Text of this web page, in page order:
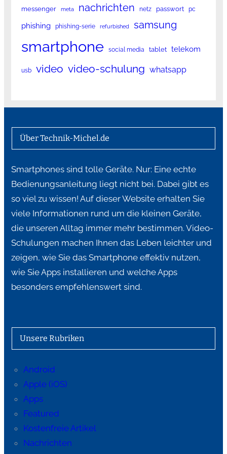
messenger meta nachrichten netz passwort pc
phishing phishing-serie refurbished samsung
smartphone social media tablet telekom
usb video video-schulung whatsapp
Über Technik-Michel.de
Smartphones sind tolle Geräte. Nur: Eine echte
Bedienungsanleitung liegt nicht bei. Dabei gibt es
so viel zu wissen! Auf dieser Website erhalten Sie
viele Informationen rund um die kleinen Geräte,
die unseren Alltag immer mehr bestimmen. Video-
Schulungen machen Ihnen das Leben leichter und
zeigen, wie Sie das Smartphone effektiv nutzen,
wie Sie Apps installieren und welche Apps
besonders empfehlenswert sind.
Unsere Rubriken
Android
Apple (iOS)
Apps
Featured
Kostenfreie Artikel
Nachrichten